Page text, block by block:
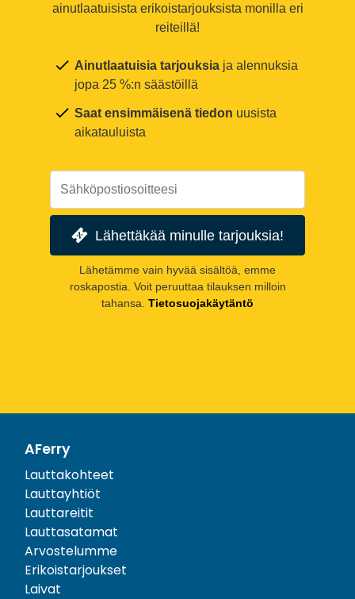
ainutlaatuisista erikoistarjouksista monilla eri
reiteillä!
Ainutlaatuisia tarjouksia ja alennuksia
jopa 25 %:n säästöillä
Saat ensimmäisenä tiedon uusista
aikatauluista
Lähettäkää minulle tarjouksia!
Lähetämme vain hyvää sisältöä, emme
roskapostia. Voit peruuttaa tilauksen milloin
tahansa. Tietosuojakäytäntö
AFerry
Lauttakohteet
Lauttayhtiöt
Lauttareitit
Lauttasatamat
Arvostelumme
Erikoistarjoukset
Laivat